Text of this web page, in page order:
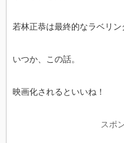
若林正恭は最終的なラベリン
いつか、この話。
映画化されるといいね！
スポ